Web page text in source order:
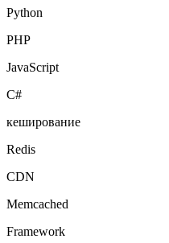
PHP
JavaScript
C#
кеширование
Redis
CDN
Memcached
Framework
Spring Boot